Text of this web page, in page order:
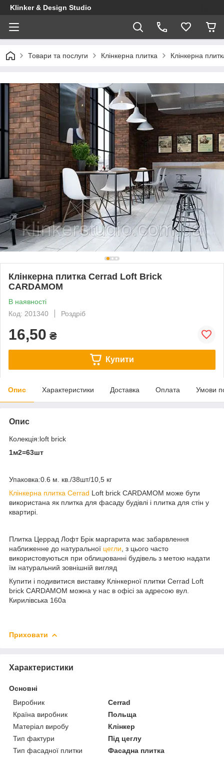
Klinker & Design Studio
Товари та послуги Клінкерна плитка Клінкерна
Клінкерна плитка Cerrad Loft Brick
CARDAMOM
В наявності
Код: 201340
Роздріб
16,50 ₴
Купити
Опис Характеристики Доставка Оплата Умови
Опис
Колекція:loft brick
1м2=63шт
Упаковка:0.6 м. кв./38шт/10,5 кг
Клінкерна плитка Cerrad Loft brick CARDAMOM може бути
використана як плитка для фасаду будівлі і плитка для стін у
квартирі.
Плитка Церрад Лофт Брік маргарита має забарвлення
наближенне до натуральної цегли , з цього часто
використовуються при облицюванні будівель з метою надати
їм натуральний зовнішній вигляд
Купити і подивитися виставку Клінкерної плитки Cerrad Loft
brick CARDAMOM можна у нас в офісі за адресою вул.
Кирилівська 160а
Приховати
Характеристики
Основні
Виробник
Cerrad
Країна виробник
Польща
Матеріал виробу
Клінкер
Тип фактури
Під цеглу
Тип фасадної плитки
Фасадна плитка